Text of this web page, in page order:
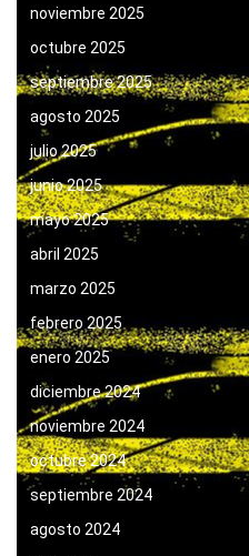
noviembre 2025
octubre 2025
septiembre 2025
agosto 2025
julio 2025
junio 2025
mayo 2025
abril 2025
marzo 2025
febrero 2025
enero 2025
diciembre 2024
noviembre 2024
octubre 2024
septiembre 2024
agosto 2024